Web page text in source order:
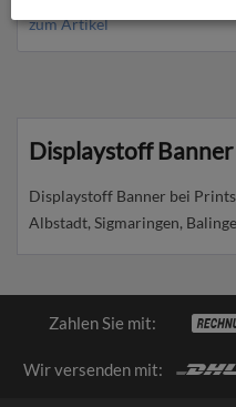
zum Artikel
Displaystoff Banner
Displaystoff Banner bei
Albstadt, Sigmaringen,
Zahlen Sie mit:
Wir versenden mit: